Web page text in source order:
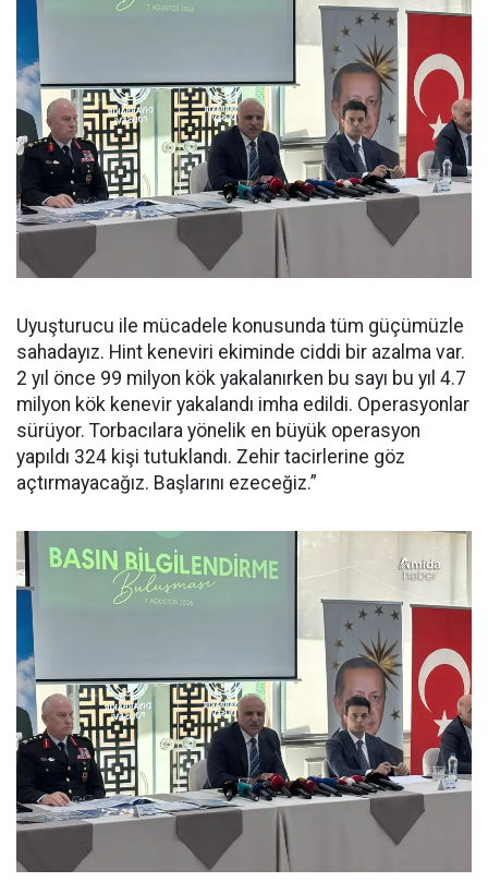
Uyuşturucu ile mücadele konusunda tüm güçümüzle
sahadayız. Hint keneviri ekiminde ciddi bir azalma var.
2 yıl önce 99 milyon kök yakalanırken bu sayı bu yıl 4.7
milyon kök kenevir yakalandı imha edildi. Operasyonlar
sürüyor. Torbacılara yönelik en büyük operasyon
yapıldı 324 kişi tutuklandı. Zehir tacirlerine göz
açtırmayacağız. Başlarını ezeceğiz.”